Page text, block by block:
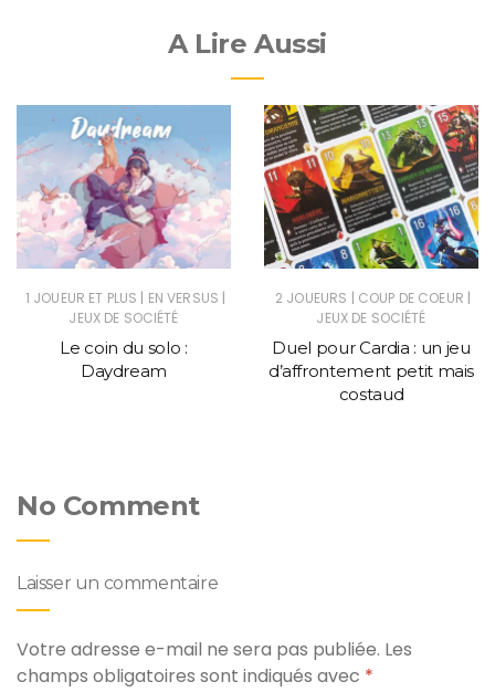
A Lire Aussi
1 JOUEUR ET PLUS | EN VERSUS |
JEUX DE SOCIÉTÉ
Le coin du solo :
Daydream
2 JOUEURS | COUP DE COEUR |
JEUX DE SOCIÉTÉ
Duel pour Cardia : un jeu
d’affrontement petit mais
costaud
No Comment
Laisser un commentaire
Votre adresse e-mail ne sera pas publiée. Les
champs obligatoires sont indiqués avec *